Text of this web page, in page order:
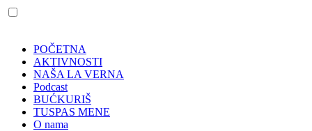
POČETNA
AKTIVNOSTI
NAŠA LA VERNA
Podcast
BUĆKURIŠ
TUSPAS MENE
O nama